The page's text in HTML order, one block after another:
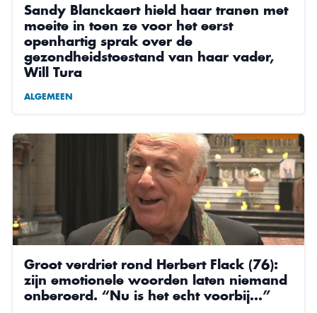
Sandy Blanckaert hield haar tranen met
moeite in toen ze voor het eerst
openhartig sprak over de
gezondheidstoestand van haar vader,
Will Tura
ALGEMEEN
Groot verdriet rond Herbert Flack (76):
zijn emotionele woorden laten niemand
onberoerd. “Nu is het echt voorbij…”